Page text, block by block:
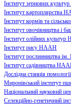
Інститут зернових
​Інститут картоплярства
Інститут кормів та
Інститут овочівництва і
Інститут олійних
Інститут рису НААН
Інститут рослинництва
Інститут садівництва
Дослідна станція
Миронівський інститут
Національний науковий
Селекційно-генетичний